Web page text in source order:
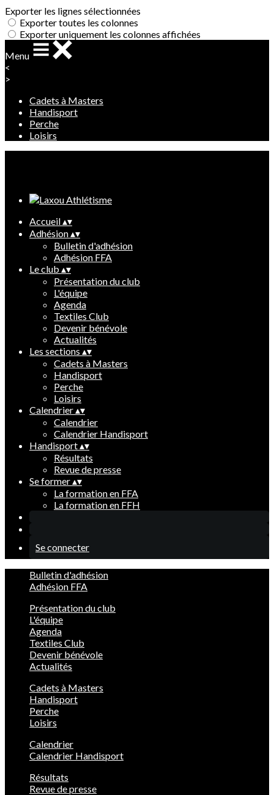
Exporter les lignes sélectionnées
Exporter toutes les colonnes
Exporter uniquement les colonnes affichées
Menu
<
>
Cadets à Masters
Handisport
Perche
Loisirs
Accueil▴▾
Adhésion▴▾
Bulletin d'adhésion
Adhésion FFA
Le club ▴▾
Présentation du club
L'équipe
Agenda
Textiles Club
Devenir bénévole
Actualités
Les sections ▴▾
Cadets à Masters
Handisport
Perche
Loisirs
Calendrier▴▾
Calendrier
Calendrier Handisport
Handisport▴▾
Résultats
Revue de presse
Se former▴▾
La formation en FFA
La formation en FFH
Se connecter
Bulletin d'adhésion
Adhésion FFA
Présentation du club
L'équipe
Agenda
Textiles Club
Devenir bénévole
Actualités
Cadets à Masters
Handisport
Perche
Loisirs
Calendrier
Calendrier Handisport
Résultats
Revue de presse